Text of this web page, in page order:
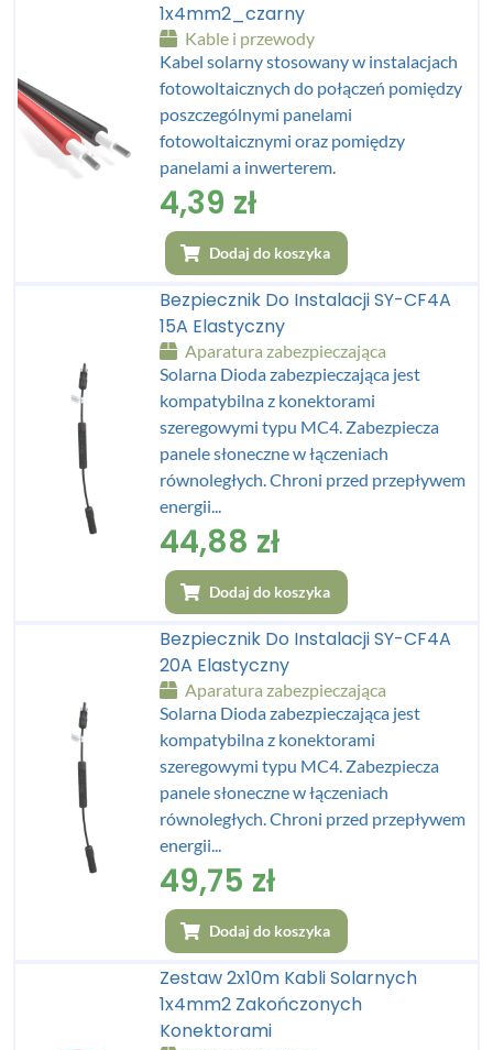
1x4mm2_czarny
Kable i przewody
Kabel solarny stosowany w instalacjach
fotowoltaicznych do połączeń pomiędzy
poszczególnymi panelami
fotowoltaicznymi oraz pomiędzy
panelami a inwerterem.
4,39 zł
Dodaj do koszyka
Bezpiecznik Do Instalacji SY-CF4A
15A Elastyczny
Aparatura zabezpieczająca
Solarna Dioda zabezpieczająca jest
kompatybilna z konektorami
szeregowymi typu MC4. Zabezpiecza
panele słoneczne w łączeniach
równoległych. Chroni przed przepływem
energii...
44,88 zł
Dodaj do koszyka
Bezpiecznik Do Instalacji SY-CF4A
20A Elastyczny
Aparatura zabezpieczająca
Solarna Dioda zabezpieczająca jest
kompatybilna z konektorami
szeregowymi typu MC4. Zabezpiecza
panele słoneczne w łączeniach
równoległych. Chroni przed przepływem
energii...
49,75 zł
Dodaj do koszyka
Zestaw 2x10m Kabli Solarnych
1x4mm2 Zakończonych
Konektorami